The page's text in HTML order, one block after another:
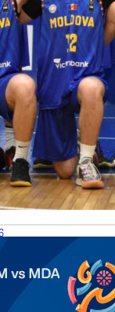
Armenia vs
Выберите